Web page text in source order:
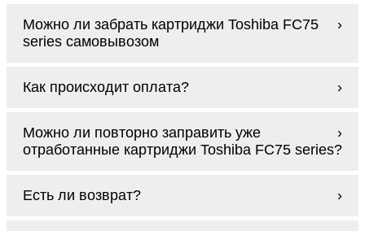
Можно ли забрать картриджи Toshiba FC75
series самовывозом
доставим заказ и сделаем это бесплатно
Мы гарантируем цельность упаковки, когда
доставляем Вам картриджи Toshiba FC75
series
Как происходит оплата?
series наличными курьеру при получении
заказа.
Можно ли повторно заправить уже
отработанные картриджи Toshiba FC75 series?
процесс проще, в случае с оригиналами
Есть ли возврат?